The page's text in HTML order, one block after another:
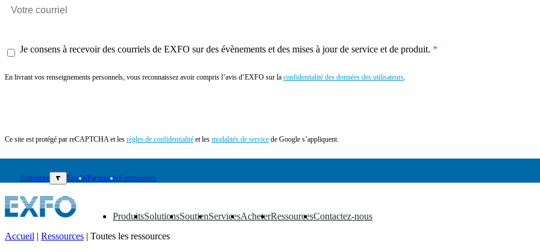
Je consens à recevoir des courriels de EXFO sur des évènements et des mises à jour de service et de produit.
En livrant vos renseignements personnels, vous reconnaissez avoir compris l’avis d’EXFO sur la confidentialité des données des utilisateurs.
Ce site est protégé par reCAPTCHA et les règles de confidentialité et les modalités de service de Google s’appliquent.
Entreprise ▼ EmploiPartenairesFournisseurs
Produits
▼ Solutions
▼ Soutien
▼ Services
▼ Acheter
▼ Ressources
▼ Contactez-nous
▼
Accueil | Ressources | Toutes les ressources